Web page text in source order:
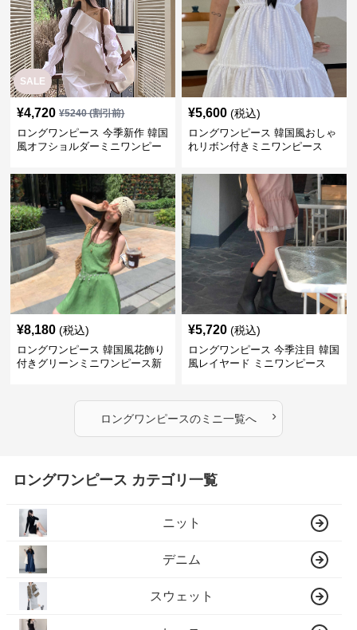
SALE
¥4,720 ¥5240(割引前)
ロングワンピース 今季新作 韓国
風オフショルダーミニワンピー
¥5,600 (税込)
ロングワンピース 韓国風おしゃ
れリボン付きミニワンピース
¥8,180 (税込)
ロングワンピース 韓国風花飾り
付きグリーンミニワンピース新
¥5,720 (税込)
ロングワンピース 今季注目 韓国
風レイヤード ミニワンピース
ロングワンピースのミニ一覧へ ›
ロングワンピース カテゴリ一覧
ニット
デニム
スウェット